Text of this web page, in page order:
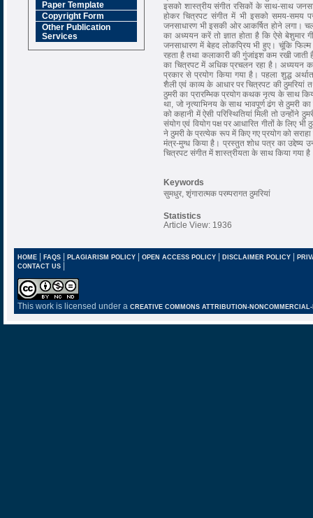
Paper Template
Copyright Form
Other Publication
Services
इसको शास्त्रीय संगीत रसिकों के साथ-साथ
होकर चित्रपट संगीत में भी इसको समय-समय
जनसाधारण भी इसकी ओर आकर्षित होने लगा।
का अध्ययन करें तो ज्ञात होता है कि ऐसे
जनसाधारण में बेहद लोकप्रिय भी हुए। चूंकि फिल्म
रहता है तथा कलाकारी की गुंजांइश कम रखी जाती
का चित्रपट में अधिक प्रचलन रहा है। अध्ययन
प्रकार से प्रयोग किया गया है। पहला शुद्ध
शैली एवं काव्य के आधार पर चित्रपट की ठुमरियां
ठुमरी का प्रारम्भिक प्रयोग कथक नृत्य के साथ
था, जो नृत्याभिनय के साथ भावपूर्ण ढंग से ठुमरी
को कहानी में ऐसी परिस्थितियां मिली तो उन्होंने
संयोग एवं वियोग पक्ष पर आधारित गीतों के लिए भी
ने ठुमरी के प्रत्येक रूप में किए गए प्रयोग को
मंत्र-मुग्ध किया है। प्रस्तुत शोध पत्र का उद्देष्य
चित्रपट संगीत में शास्त्रीयता के साथ किया गया
Keywords
सुमधुर, शृंगारात्मक परम्परागत ठुमरियां
Statistics
Article View: 1936
HOME| FAQS| PLAGIARISM POLICY| OPEN ACCESS POLICY| DISCLAIMER POLICY |
CONTACT US |
This work is licensed under a CREATIVE COMMONS ATTRIBUTION-